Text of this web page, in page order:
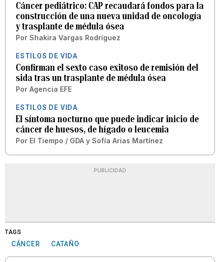
Cáncer pediátrico: CAP recaudará fondos para la
construcción de una nueva unidad de oncología
y trasplante de médula ósea
Por Shakira Vargas Rodríguez
ESTILOS DE VIDA
Confirman el sexto caso exitoso de remisión del
sida tras un trasplante de médula ósea
Por Agencia EFE
ESTILOS DE VIDA
El síntoma nocturno que puede indicar inicio de
cáncer de huesos, de hígado o leucemia
Por El Tiempo / GDA y Sofía Arias Martínez
PUBLICIDAD
TAGS
CÁNCER CATAÑO